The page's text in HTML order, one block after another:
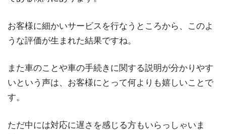
お客様に細かいサービスを行なうところから、このよ
うな評価が生まれた結果ですね。
また車のことや車の手続きに関する説明が分かりやす
いという声は、お客様にとって何よりも嬉しいことで
す。
ただ中には対応に遅さを感じる方もいらっしゃいま